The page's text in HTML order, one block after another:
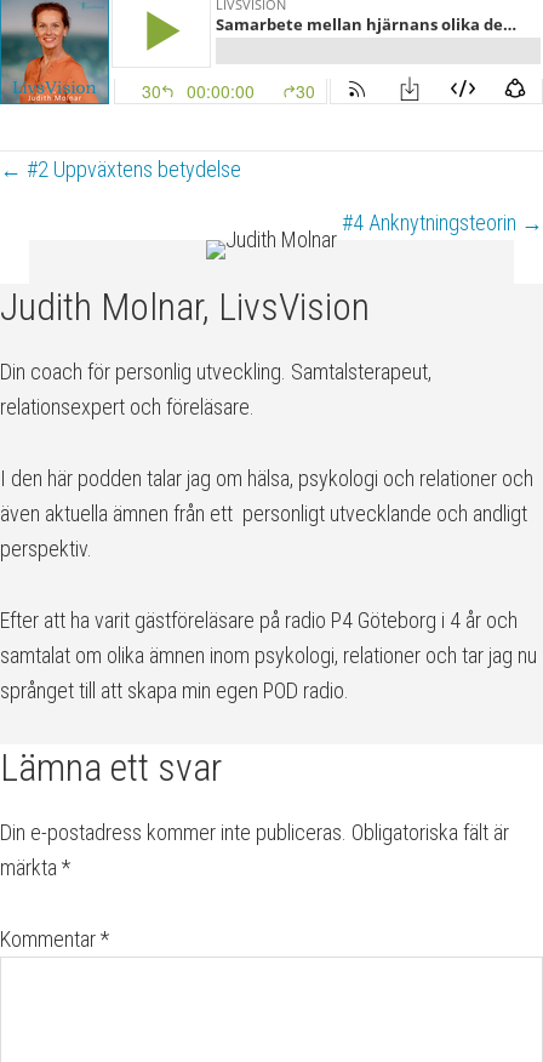
Posts
navigation
← #2 Uppväxtens betydelse
#4 Anknytningsteorin →
Judith Molnar, LivsVision
Din coach för personlig utveckling. Samtalsterapeut,
relationsexpert och föreläsare.
I den här podden talar jag om hälsa, psykologi och relationer och
även aktuella ämnen från ett personligt utvecklande och andligt
perspektiv.
Efter att ha varit gästföreläsare på radio P4 Göteborg i 4 år och
samtalat om olika ämnen inom psykologi, relationer och tar jag nu
språnget till att skapa min egen POD radio.
Läsarkommentarer
Lämna ett svar
Din e-postadress kommer inte publiceras. Obligatoriska fält är
märkta *
Kommentar*